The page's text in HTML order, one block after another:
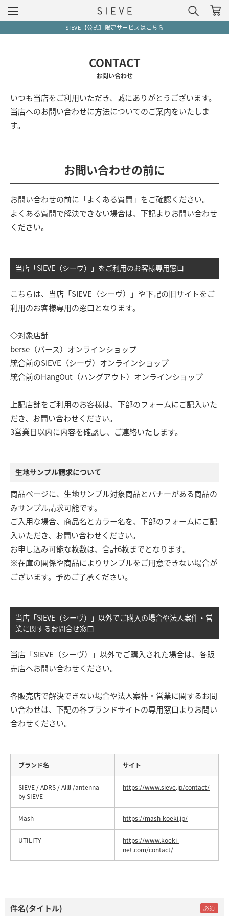
SIEVE【公式】限定サービスはこちら
CONTACT
お問い合わせ
いつも当店をご利用いただき、誠にありがとうございます。
当店へのお問い合わせに方法についてのご案内をいたしま
す。
お問い合わせの前に
お問い合わせの前に「よくある質問 」をご確認ください。
よくある質問で解決できない場合は、下記よりお問い合わせ
ください。
当店「SIEVE（シーヴ）」をご利用のお客様専用窓口
こちらは、当店「SIEVE（シーヴ）」や下記の旧サイトをご
利用のお客様専用の窓口となります。
◇対象店舗
berse（バース）オンラインショップ
統合前のSIEVE（シーヴ）オンラインショップ
統合前のHangOut（ハングアウト）オンラインショップ
上記店舗をご利用のお客様は、下部のフォームにご記入いた
だき、お問い合わせください。
3営業日以内に内容を確認し、ご連絡いたします。
生地サンプル請求について
商品ページに、生地サンプル対象商品とバナーがある商品の
みサンプル請求可能です。
ご入用な場合、商品名とカラー名を、下部のフォームにご記
入いただき、お問い合わせください。
お申し込み可能な枚数は、合計6枚までとなります。
※在庫の関係や商品によりサンプルをご用意できない場合が
ございます。予めご了承ください。
当店「SIEVE（シーヴ）」以外でご購入の場合や法人案件・営
業に関するお問合せ窓口
当店「SIEVE（シーヴ）」以外でご購入された場合は、各販
売店へお問い合わせください。
各販売店で解決できない場合や法人案件・営業に関するお問
い合わせは、下記の各ブランドサイトの専用窓口よりお問い
合わせください。
ブランド名 サイト
SIEVE / ADRS / Allll /antenna
by SIEVE
https://www.sieve.jp/contact/
Mash https://mash-koeki.jp/
UTILITY
https://www.koeki-
net.com/contact/
件名(タイトル)